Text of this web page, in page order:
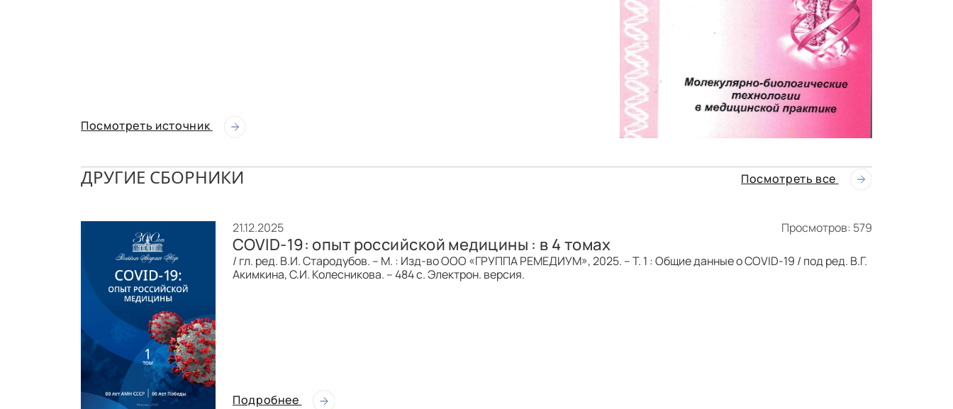
Посмотреть источник
ДРУГИЕ СБОРНИКИ Посмотреть все
21.12.2025 Просмотров: 579
COVID-19: опыт российской медицины : в 4 томах
/ гл. ред. В.И. Стародубов. – М. : Изд-во ООО «ГРУППА РЕМЕДИУМ», 2025. – Т. 1 : Общие данные о COVID-19 / под ред. В.Г.
Акимкина, С.И. Колесникова. – 484 с. Электрон. версия.
Подробнее